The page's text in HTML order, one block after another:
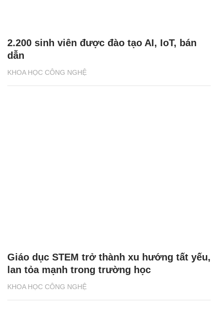
KHOA HỌC CÔNG NGHỆ
2.200 sinh viên được đào tạo AI, IoT, bán
dẫn
KHOA HỌC CÔNG NGHỆ
Giáo dục STEM trở thành xu hướng tất yếu,
lan tỏa mạnh trong trường học